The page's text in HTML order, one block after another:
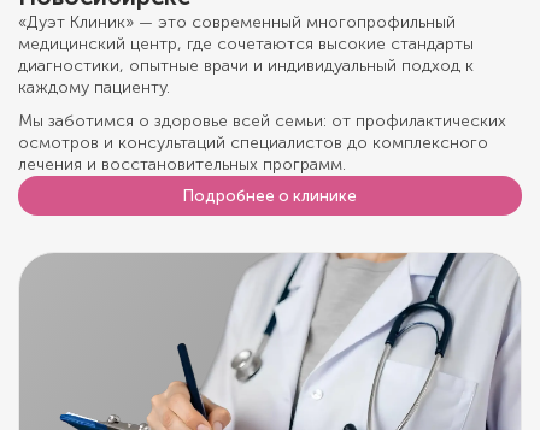
«Дуэт Клиник» — это современный многопрофильный
медицинский центр, где сочетаются высокие стандарты
диагностики, опытные врачи и индивидуальный подход к
каждому пациенту.
Мы заботимся о здоровье всей семьи: от профилактических
осмотров и консультаций специалистов до комплексного
лечения и восстановительных программ.
Подробнее о клинике